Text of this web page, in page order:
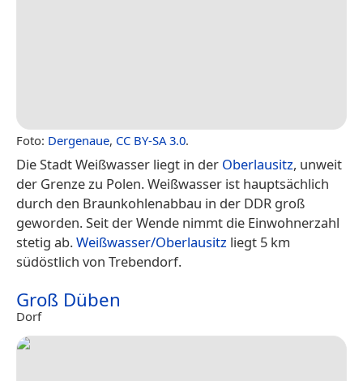
Foto: Dergenaue, CC BY-SA 3.0.
Die Stadt Weißwasser liegt in der Oberlausitz, unweit
der Grenze zu Polen. Weißwasser ist hauptsächlich
durch den Braunkohlenabbau in der DDR groß
geworden. Seit der Wende nimmt die Einwohnerzahl
stetig ab.Weißwasser/Oberlausitz liegt 5 km
südöstlich von Trebendorf.
Groß Düben
Dorf